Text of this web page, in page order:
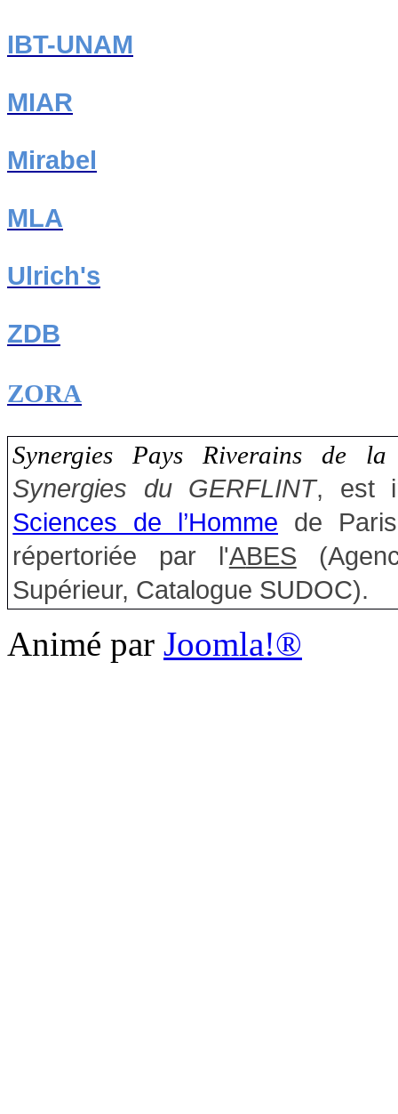
IBT-UNAM
MIAR
Mirabel
MLA
Ulrich's
ZDB
ZORA
Synergies Pays Riverains de la
Synergies du GERFLINT, est
Sciences de l’Homme de
répertoriée par l'ABES
Supérieur, Catalogue SUDOC).
Animé par Joomla!®